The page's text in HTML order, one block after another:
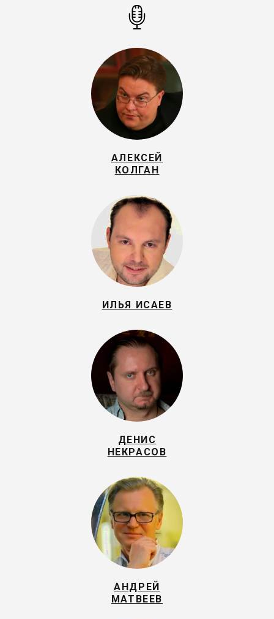
АЛЕКСЕЙ
КОЛГАН
ИЛЬЯ ИСАЕВ
ДЕНИС
НЕКРАСОВ
АНДРЕЙ
МАТВЕЕВ